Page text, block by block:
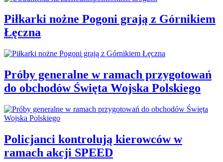
Piłkarki nożne Pogoni grają z Górnikiem
Łęczna
Próby generalne w ramach przygotowań
do obchodów Święta Wojska Polskiego
Policjanci kontrolują kierowców w
ramach akcji SPEED